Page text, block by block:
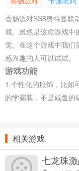
香肠派对SS8奥特曼联
戏。虽然是这款游戏中
觉。在这个游戏中我们
感兴趣的人可以试试。
游戏功能
1.个性化的服饰，比如
的学霸装，不是咸鱼的
2、可爱的道具，能挡
3.开心玩，香肠派对不
戏中，玩家还可以做两
4.战术动作，躲在障碍
相关游戏
七龙珠